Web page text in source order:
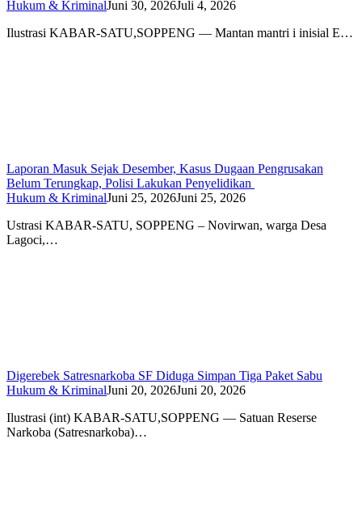
Hukum & KriminalJuni 30, 2026Juli 4, 2026
Ilustrasi KABAR-SATU,SOPPENG — Mantan mantri i inisial E…
Laporan Masuk Sejak Desember, Kasus Dugaan Pengrusakan
Belum Terungkap, Polisi Lakukan Penyelidikan
Hukum & KriminalJuni 25, 2026Juni 25, 2026
Ustrasi KABAR-SATU, SOPPENG – Novirwan, warga Desa
Lagoci,…
Digerebek Satresnarkoba SF Diduga Simpan Tiga Paket Sabu
Hukum & KriminalJuni 20, 2026Juni 20, 2026
Ilustrasi (int) KABAR-SATU,SOPPENG — Satuan Reserse
Narkoba (Satresnarkoba)…